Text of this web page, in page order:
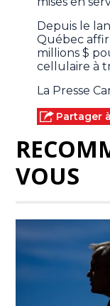
Depuis le
Québec
millions $
cellulaire à
La Presse
Partager
VOUS